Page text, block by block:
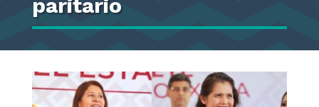
paritario